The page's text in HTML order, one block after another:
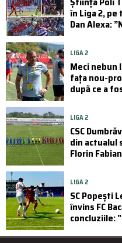
în Liga 2, pe
Dan Alexa:
LIGA 2
Meci nebun
fața nou-
după ce a
LIGA 2
CSC
din actualul
Florin
LIGA 2
SC Popești
învins FC
concluziile: